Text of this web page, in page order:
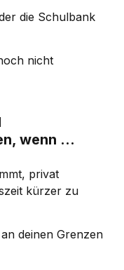
die Schulbank
nicht
wenn …
privat
kürzer zu
deinen Grenzen